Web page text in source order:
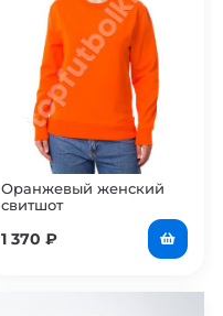
Оранжевый женский
свитшот
1 370 ₽